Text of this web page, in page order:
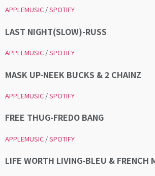
APPLEMUSIC /SPOTIFY
LAST NIGHT(SLOW)-RUSS
APPLEMUSIC /SPOTIFY
MASK UP-NEEK BUCKS & 2 CHAINZ
APPLEMUSIC /SPOTIFY
FREE THUG-FREDO BANG
APPLEMUSIC /SPOTIFY
LIFE WORTH LIVING-BLEU & FRENCH